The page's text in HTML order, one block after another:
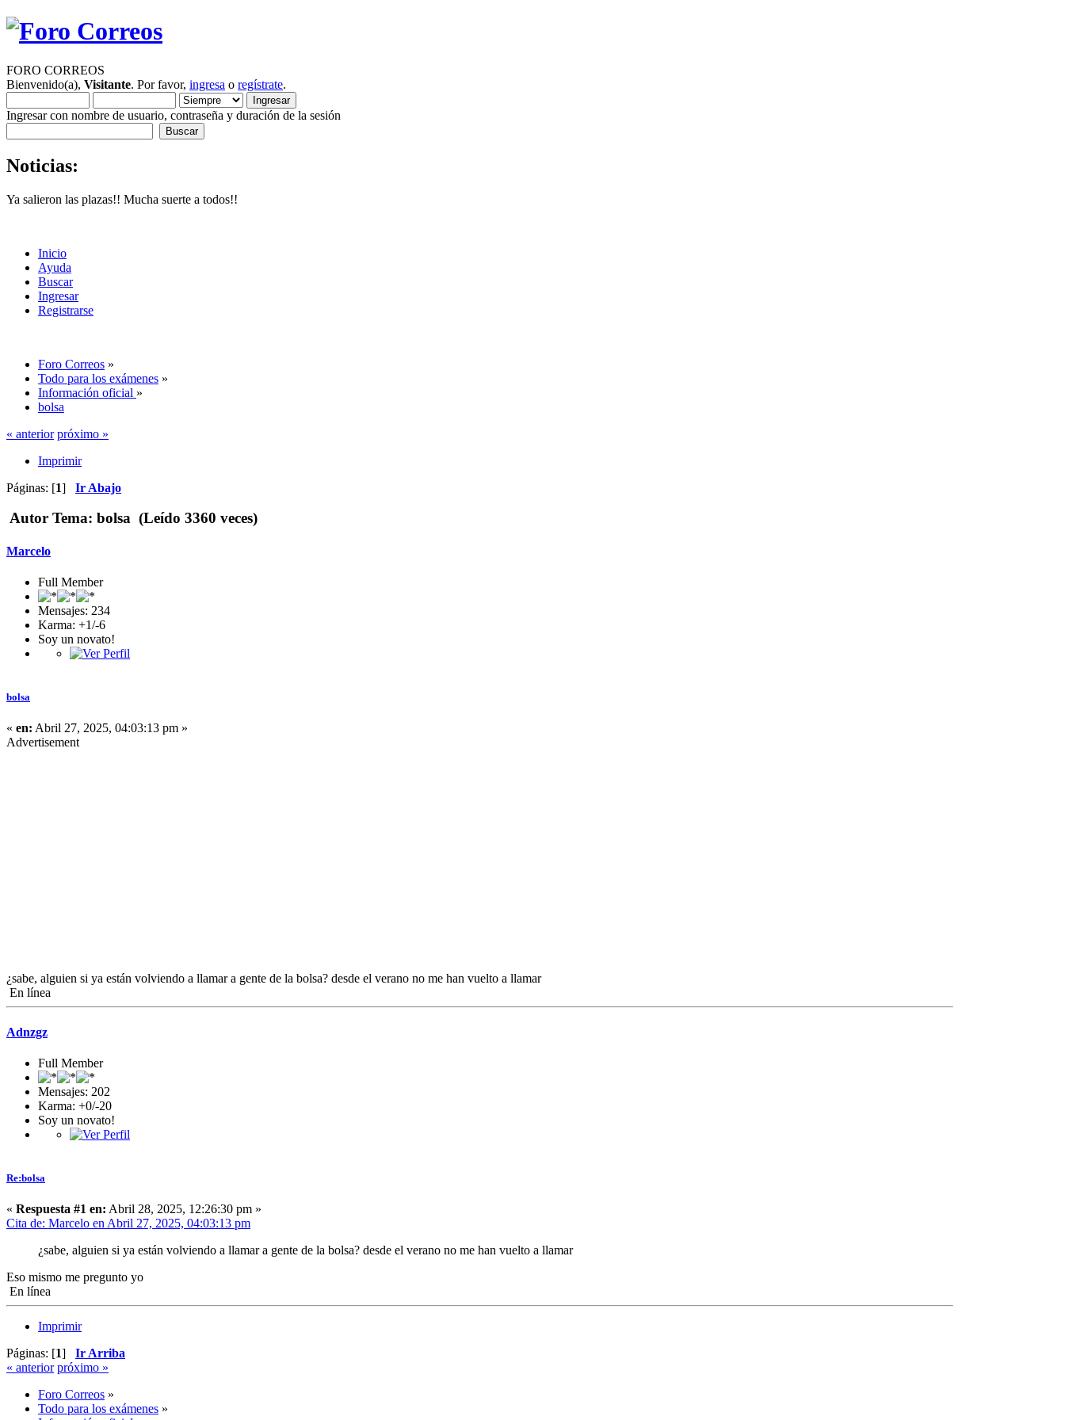
FORO CORREOS
Bienvenido(a), Visitante. Por favor, ingresa o regístrate.
Ingresar con nombre de usuario, contraseña y duración de la sesión
Noticias:
Ya salieron las plazas!! Mucha suerte a todos!!
Inicio
Ayuda
Buscar
Ingresar
Registrarse
Foro Correos »
Todo para los exámenes »
Información oficial »
bolsa
« anterior próximo »
Imprimir
Páginas: [1] Ir Abajo
Autor Tema: bolsa (Leído 3360 veces)
Marcelo
Full Member
Mensajes: 234
Karma: +1/-6
Soy un novato!
bolsa
« en: Abril 27, 2025, 04:03:13 pm »
Advertisement
¿sabe, alguien si ya están volviendo a llamar a gente de la bolsa? desde el verano no me han vuelto a llamar
En línea
Adnzgz
Full Member
Mensajes: 202
Karma: +0/-20
Soy un novato!
Re:bolsa
« Respuesta #1 en: Abril 28, 2025, 12:26:30 pm »
Cita de: Marcelo en Abril 27, 2025, 04:03:13 pm
¿sabe, alguien si ya están volviendo a llamar a gente de la bolsa? desde el verano no me han vuelto a llamar
Eso mismo me pregunto yo
En línea
Imprimir
Páginas: [1] Ir Arriba
« anterior próximo »
Foro Correos »
Todo para los exámenes »